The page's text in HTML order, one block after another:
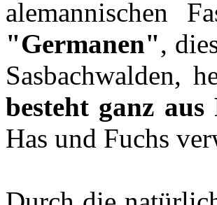
alemannischen
"Germanen",
Sasbachwalden,
besteht ganz aus
Has und Fuchs